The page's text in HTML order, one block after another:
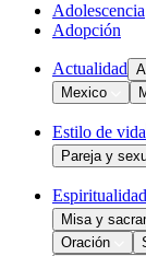
Adolescencia
Adopción
Actualidad
Mexico
Estilo de vida
Pareja y
Espiritualidad
Misa y
Oración